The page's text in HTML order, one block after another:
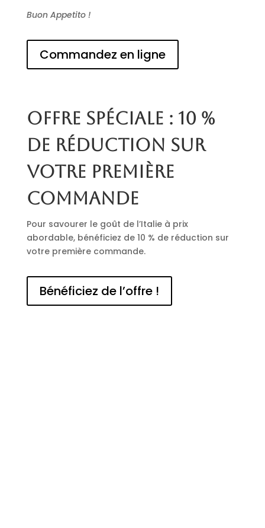
Buon Appetito !
Commandez en ligne
Offre spéciale : 10 %
de réduction sur
votre première
commande
Pour savourer le goût de l’Italie à prix
abordable, bénéficiez de 10 % de réduction sur
votre première commande.
Bénéficiez de l’offre !